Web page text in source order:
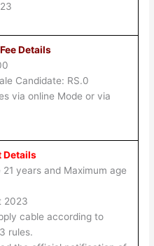
Details
Candidate: RS.0
via online Mode or via
Details
years and Maximum age
2023
cable according to
rules.